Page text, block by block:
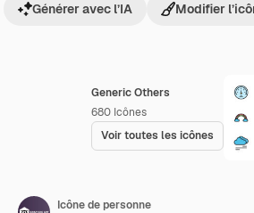
Generic Others
680 Icônes
Voir toutes les icônes
Générer avec l’IA Modifier
Icône de personne